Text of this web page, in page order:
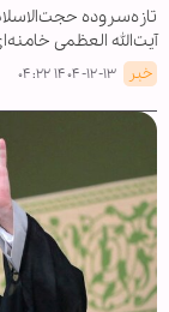
تازه‌سروده
آیت‌الله العظمی
خبر ۱۴۰۴-۱۲-۱۳ ۰۴:۲۲